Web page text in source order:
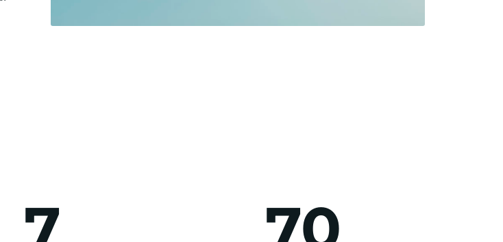
7 70